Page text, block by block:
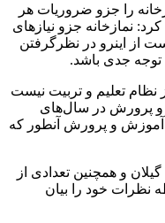
را جزو ضروریات هر
نمازخانه جزو نیازهای
از اینرو در نظرگرفتن
توجه جدی باشد.
نظام تعلیم و تربیت نیست
و پرورش در سال‌های
و پرورش آنطور که
و همچنین تعدادی از
نظرات خود را بیان